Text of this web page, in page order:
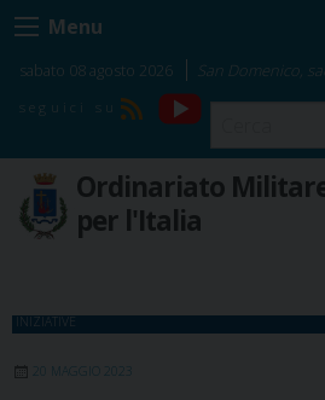
Skip
to
content
Menu
sabato 08 agosto 2026 San Domenico,
RSS
YouTube
Ordinariato
per l'Italia
INIZIATIVE
20 MAGGIO 2023